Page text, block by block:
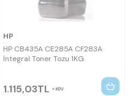
HP
HP CB435A CE285A CF283A
İntegral Toner Tozu 1KG
1.115,03TL KDV